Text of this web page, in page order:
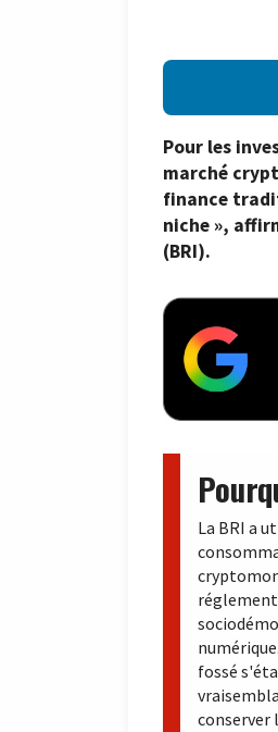
Pour les
marché
finance
niche »,
(BRI).
La BRI a
fossé
conserver